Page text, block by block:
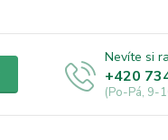
Nevíte si
+420
(Po-Pá, 9-